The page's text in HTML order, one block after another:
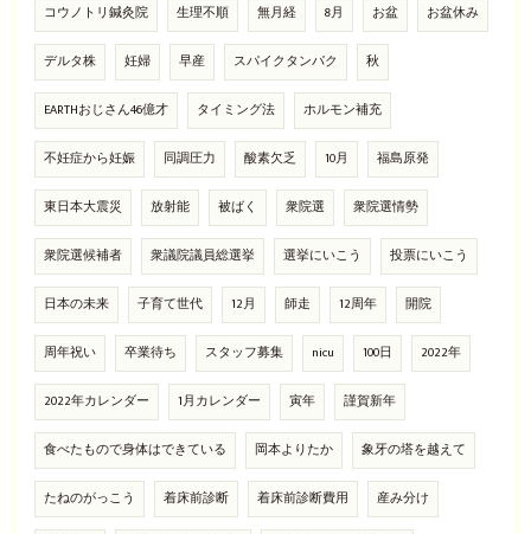
コウノトリ鍼灸院 生理不順 無月経 8月 お盆 お盆休み
デルタ株 妊婦 早産 スパイクタンパク 秋
EARTHおじさん46億才 タイミング法 ホルモン補充
不妊症から妊娠 同調圧力 酸素欠乏 10月 福島原発
東日本大震災 放射能 被ばく 衆院選 衆院選情勢
衆院選候補者 衆議院議員総選挙 選挙にいこう 投票にいこう
日本の未来 子育て世代 12月 師走 12周年 開院
周年祝い 卒業待ち スタッフ募集 nicu 100日 2022年
2022年カレンダー 1月カレンダー 寅年 謹賀新年
食べたもので身体はできている 岡本よりたか 象牙の塔を越えて
たねのがっこう 着床前診断 着床前診断費用 産み分け